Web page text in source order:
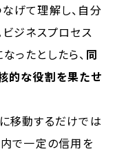
げて理解し、自分
ビジネスプロセス
ったとしたら、 同
的な役割を果たせ
移動するだけでは
内で一定の信用を